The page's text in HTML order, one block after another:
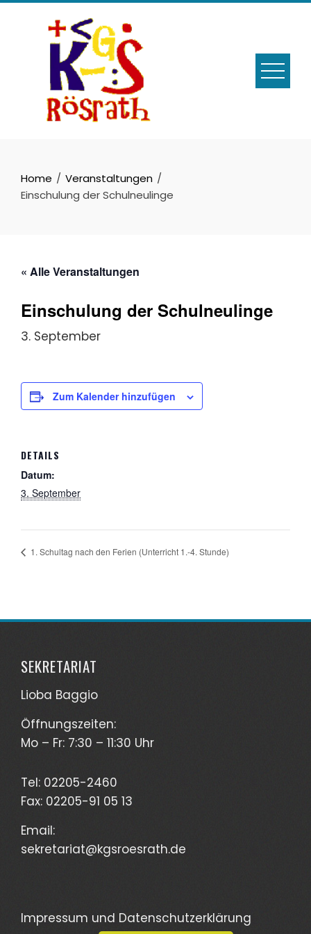
Skip
Home
Veranstaltungen
Einschulung der Schulneulinge
« Alle Veranstaltungen
Einschulung der Schulneulinge
3. September
Zum Kalender hinzufügen
DETAILS
Datum:
3. September
1. Schultag nach den Ferien (Unterricht 1.-4. Stunde)
SEKRETARIAT
Lioba Baggio
Öffnungszeiten:
Mo – Fr: 7:30 – 11:30 Uhr
Tel: 02205-2460
Fax: 02205-91 05 13
Email:
sekretariat@kgsroesrath.de
Impressum und Datenschutzerklärung